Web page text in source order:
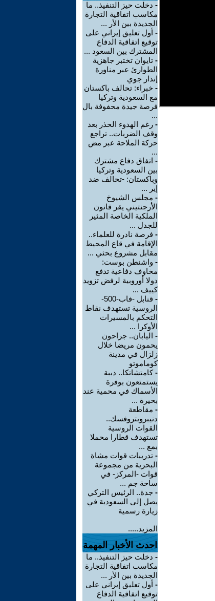
- دخلت حيز التنفيذ.. ما
مكاسب اتفاقية التجارة
الجديدة بين الأر ...
- أول تعليق إيراني على
توقيع اتفاقية الدفاع
المشترك بين السعود ...
- تايوان تختبر جاهزية
الطوارئ عبر مناورة
إنذار جوي
- خبراء: تحالف باكستان
مع السعودية وتركيا
فرصة جيدة محفوفة بال
...
- رغم الهدوء الحذر بعد
وقف الضربات.. تراجع
حركة الملاحة عبر مض
...
- اتفاق دفاع مشترك
بين السعودية وتركيا
وباكستان: -تحالف ضد
إير ...
- مجلس الشيوخ
الأرجنتيني يقر قانون
الملكية الخاصة المثير
للجدل ...
- فرصة نادرة للعلماء..
الإقامة في قاع المحيط
مقابل مشروع بحثي ...
- واشنطن بوست:
مخاوف دفاعية تدفع
دولا أوروبية لرفض تزويد
كييف ...
-
قنابل -فاب-500-
الروسية تستهدف نقاط
التحكم بالمسيرات
الأوكرا ...
- اليابان.. جراحون
يحمون مريضا خلال
زلزال في مدينة
كوماموتو
-كامتشاتكا.. دببة
يستمتعون بوفرة
الأسماك في محمية عند
بحيرة ...
- مقاطعة
دنيبروبتروفسك..
القوات الروسية
تستهدف قطارا محملا
بمع ...
- تدريبات قوات مشاة
البحرية من مجموعة
قوات -المركز- في
ساحة جم ...
- جدة.. الرئيس التركي
يصل إلى السعودية في
زيارة رسمية
المزيد.....
احدث الأخبار المهمة
- دخلت حيز التنفيذ.. ما
مكاسب اتفاقية التجارة
الجديدة بين الأر ...
- أول تعليق إيراني على
توقيع اتفاقية الدفاع